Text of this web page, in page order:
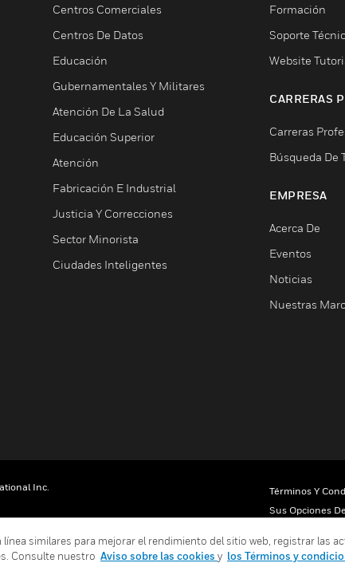
Centros Comerciales
Centros De Datos
Educación
Gubernamentales Y Militares
Atención De La Salud
Educación Superior
Atención
Fabricación E Industrial
Justicia Y Correcciones
Sector Minorista
Ciudades Inteligentes
Formación
Soporte
Website
CARRERAS
Carreras
Búsqueda De
EMPRESA
Acerca De
Eventos
Noticias
Nuestras
Inc. Términos Y
Sus Opciones
similares para mejorar el rendimiento del sitio web, registrar las
Consulte nuestro Aviso sobre las cookies y los Términos y